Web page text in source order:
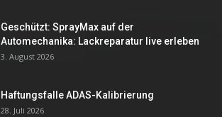
Geschützt: SprayMax auf der
Automechanika: Lackreparatur live erleben
3. August 2026
Haftungsfalle ADAS-Kalibrierung
28. Juli 2026